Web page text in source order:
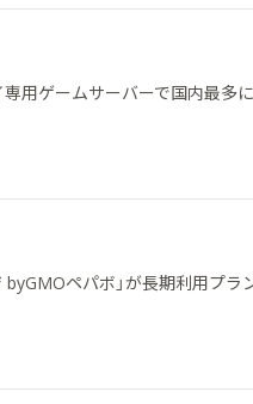
専用ゲームサーバーで国内最多に
ペパボ」が長期利用プラ